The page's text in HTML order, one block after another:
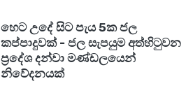
හෙට උදේ සිට පැය 5ක ජල
කප්පාදුවක් - ජල සැපයුම අත්හිටුවන
ප්‍රදේශ දන්වා මණ්ඩලයෙන්
නිවේදනයක්